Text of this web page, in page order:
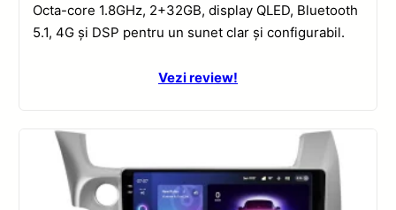
Octa-core 1.8GHz, 2+32GB, display QLED, Bluetooth
5.1, 4G și DSP pentru un sunet clar și configurabil.
Vezi review!